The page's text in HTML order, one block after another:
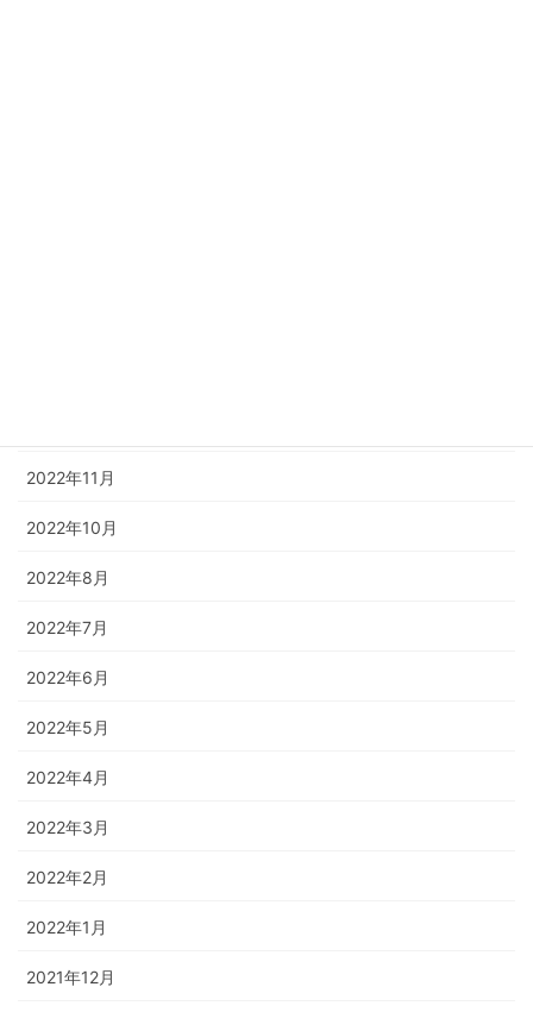
2022年11月
2022年10月
2022年8月
2022年7月
2022年6月
2022年5月
2022年4月
2022年3月
2022年2月
2022年1月
2021年12月